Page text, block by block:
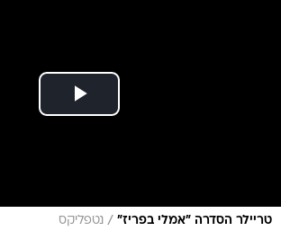
טריילר הסדרה "אמלי בפריז" / נטפליקס